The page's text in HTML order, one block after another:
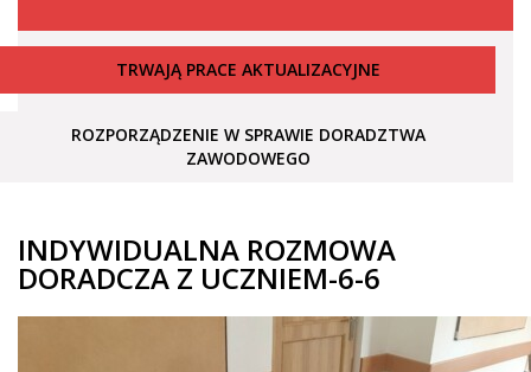
TRWAJĄ PRACE AKTUALIZACYJNE
ROZPORZĄDZENIE W SPRAWIE DORADZTWA
ZAWODOWEGO
INDYWIDUALNA ROZMOWA
DORADCZA Z UCZNIEM-6-6